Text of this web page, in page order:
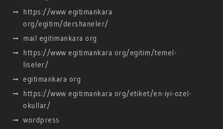
https://www egitimankara
org/egitim/dershaneler/
mail egitimankara org
https://www egitimankara org/egitim/temel-
liseler/
egitimankara org
https://www egitimankara org/etiket/en-iyi-ozel-
okullar/
wordpress